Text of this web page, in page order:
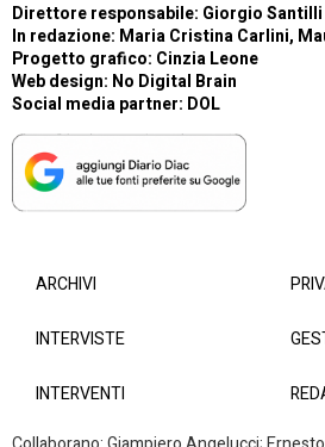
Direttore responsabile: Giorgio Santilli
In redazione: Maria Cristina Carlini,
Progetto grafico: Cinzia Leone
Web design: No Digital Brain
Social media partner: DOL
ARCHIVI
INTERVISTE
INTERVENTI